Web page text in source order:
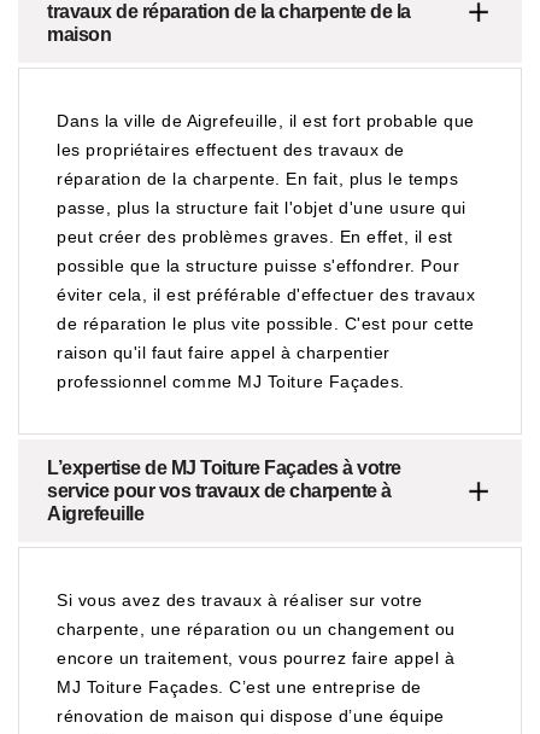
travaux de réparation de la charpente de la
maison
Dans la ville de Aigrefeuille, il est fort probable que
les propriétaires effectuent des travaux de
réparation de la charpente. En fait, plus le temps
passe, plus la structure fait l'objet d'une usure qui
peut créer des problèmes graves. En effet, il est
possible que la structure puisse s'effondrer. Pour
éviter cela, il est préférable d'effectuer des travaux
de réparation le plus vite possible. C'est pour cette
raison qu'il faut faire appel à charpentier
professionnel comme MJ Toiture Façades.
L’expertise de MJ Toiture Façades à votre
service pour vos travaux de charpente à
Aigrefeuille
Si vous avez des travaux à réaliser sur votre
charpente, une réparation ou un changement ou
encore un traitement, vous pourrez faire appel à
MJ Toiture Façades. C’est une entreprise de
rénovation de maison qui dispose d’une équipe